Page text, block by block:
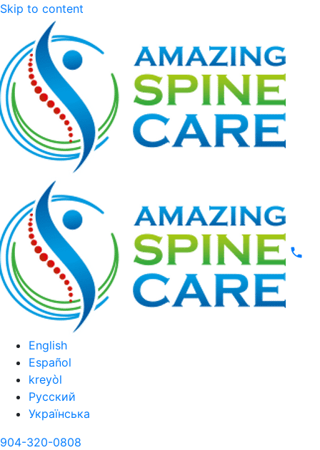
Skip to content
English
Español
kreyòl
Русский
Українська
904-320-0808